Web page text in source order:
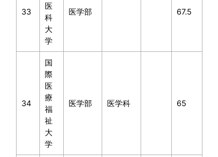
33
医
科
大
学
医学部 67.5
34
国
際
医
療
福
祉
大
学
医学部 医学科 65